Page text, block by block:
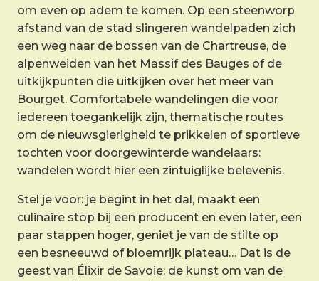
om even op adem te komen. Op een steenworp
afstand van de stad slingeren wandelpaden zich
een weg naar de bossen van de Chartreuse, de
alpenweiden van het Massif des Bauges of de
uitkijkpunten die uitkijken over het meer van
Bourget. Comfortabele wandelingen die voor
iedereen toegankelijk zijn, thematische routes
om de nieuwsgierigheid te prikkelen of sportieve
tochten voor doorgewinterde wandelaars:
wandelen wordt hier een zintuiglijke belevenis.
Stel je voor: je begint in het dal, maakt een
culinaire stop bij een producent en even later, een
paar stappen hoger, geniet je van de stilte op
een besneeuwd of bloemrijk plateau… Dat is de
geest van Élixir de Savoie: de kunst om van de